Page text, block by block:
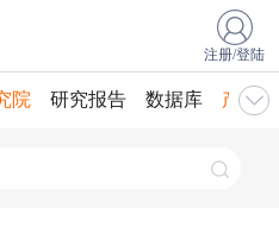
注册/登陆
院 研究报告 数据库 产业